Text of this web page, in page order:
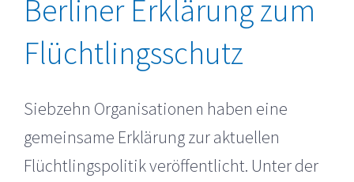
Berliner Erklärung zum
Flüchtlingsschutz
Siebzehn Organisationen haben eine
gemeinsame Erklärung zur aktuellen
Flüchtlingspolitik veröffentlicht. Unter der